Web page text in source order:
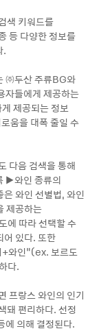
색 키워드를
등 다양한 정보를
.
㈜두산 주류BG와
자들에게 제공하는
제공되는 정보
움을 대폭 줄일 수
다음 검색을 통해
▶와인 종류의
와인 선별법, 와인
제공하는
에 따라 선택할 수
어 있다. 또한
와인“(ex. 보르도
다.
프랑스 와인의 인기
돼 편리하다. 선정
에 의해 결정된다.